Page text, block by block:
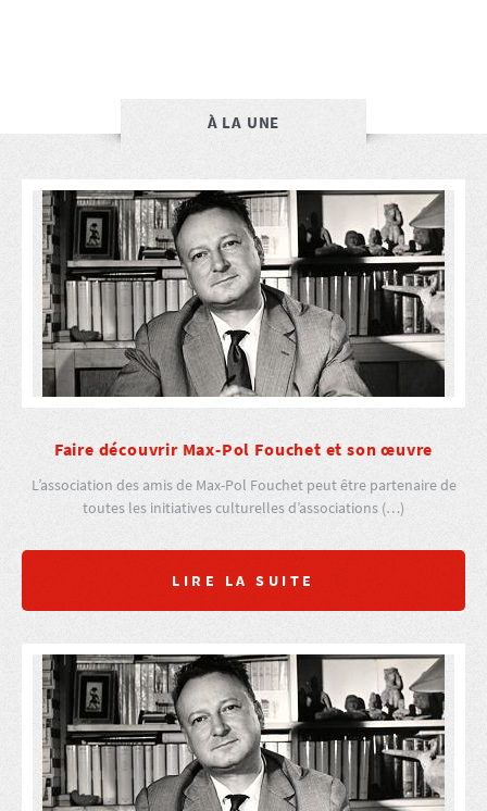
À LA UNE
Faire découvrir Max-Pol Fouchet et son œuvre
L’association des amis de Max-Pol Fouchet peut être partenaire de
toutes les initiatives culturelles d’associations (…)
LIRE LA SUITE